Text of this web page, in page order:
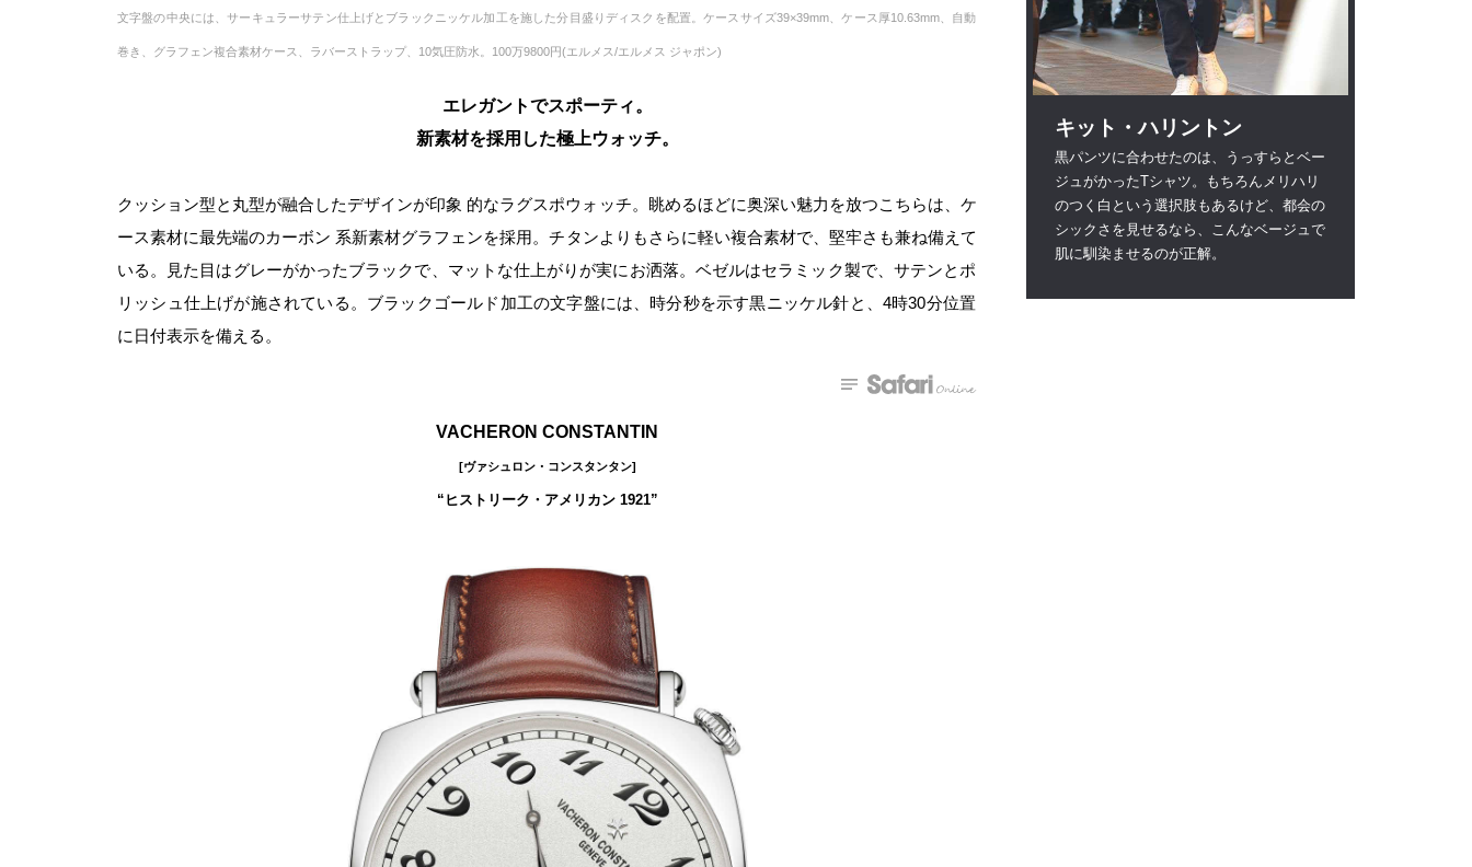
文字盤の中央には、サーキュラーサテン仕上げとブラックニッケル加工を施した分目盛りディスクを配置。ケースサイズ39×39mm、ケース厚10.63mm、自動
巻き、グラフェン複合素材ケース、ラバーストラップ、10気圧防水。100万9800円(エルメス/エルメス ジャポン)
エレガントでスポーティ。
新素材を採用した極上ウォッチ。
クッション型と丸型が融合したデザインが印象 的なラグスポウォッチ。眺めるほどに奥深い魅力を放つこちらは、ケ
ース素材に最先端のカーボン 系新素材グラフェンを採用。チタンよりもさらに軽い複合素材で、堅牢さも兼ね備えて
いる。見た目はグレーがかったブラックで、マットな仕上がりが実にお洒落。ベゼルはセラミック製で、サテンとポ
リッシュ仕上げが施されている。ブラックゴールド加工の文字盤には、時分秒を示す黒ニッケル針と、4時30分位置
に日付表示を備える。
VACHERON CONSTANTIN
[ヴァシュロン・コンスタンタン]
“ヒストリーク・アメリカン 1921”
キット・ハリントン
黒パンツに合わせたのは、うっすらとベー
ジュがかったTシャツ。もちろんメリハリ
のつく白という選択肢もあるけど、都会の
シックさを見せるなら、こんなベージュで
肌に馴染ませるのが正解。